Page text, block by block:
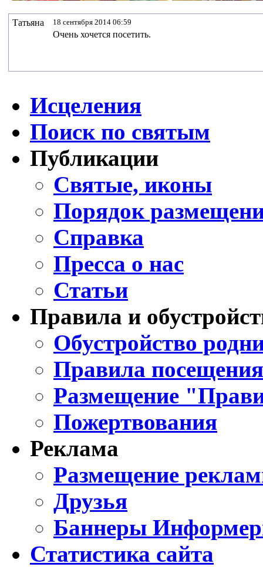
Татьяна 18 сентября 2014 06:59
Очень хочется посетить.
Исцеления
Поиск по святым
Публикации
Святые, иконы
Порядок
Справка
Пресса о нас
Статьи
Правила и
Обустройство
Правила
Размещение
Пожертвования
Реклама
Размещение
Друзья
Баннеры
Статистика сайта